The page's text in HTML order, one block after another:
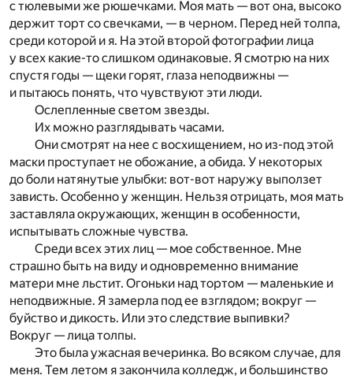
с тюлевыми же рюшечками. Моя мать — вот она, высоко
держит торт со свечками, — в черном. Перед ней толпа,
среди которой и я. На этой второй фотографии лица
у всех какие-то слишком одинаковые. Я смотрю на них
спустя годы — щеки горят, глаза неподвижны —
и пытаюсь понять, что чувствуют эти люди.
Ослепленные светом звезды.
Их можно разглядывать часами.
Они смотрят на нее с восхищением, но из-под этой
маски проступает не обожание, а обида. У некоторых
до боли натянутые улыбки: вот-вот наружу выползет
зависть. Особенно у женщин. Нельзя отрицать, моя мать
заставляла окружающих, женщин в особенности,
испытывать сложные чувства.
Среди всех этих лиц — мое собственное. Мне
страшно быть на виду и одновременно внимание
матери мне льстит. Огоньки над тортом — маленькие и
неподвижные. Я замерла под ее взглядом; вокруг —
буйство и дикость. Или это следствие выпивки?
Вокруг — лица толпы.
Это была ужасная вечеринка. Во всяком случае, для
меня. Тем летом я закончила колледж, и большинство